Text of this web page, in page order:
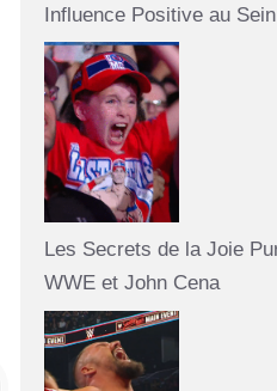
Influence Positive au
Les Secrets de la Joie
WWE et John Cena